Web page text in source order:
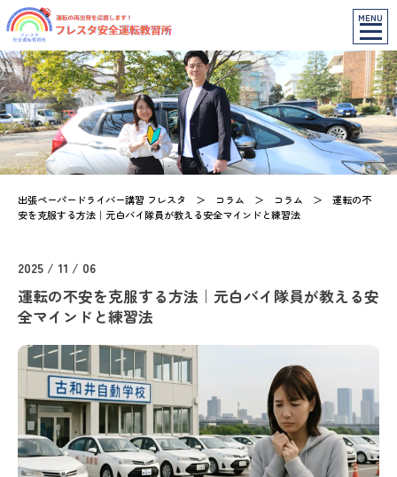
MENU
出張ペーパードライバー講習 フレスタ ＞ コラム ＞ コラム ＞ 運転の不
安を克服する方法｜元白バイ隊員が教える安全マインドと練習法
2025 / 11 / 06
運転の不安を克服する方法｜元白バイ隊員が教える安
全マインドと練習法